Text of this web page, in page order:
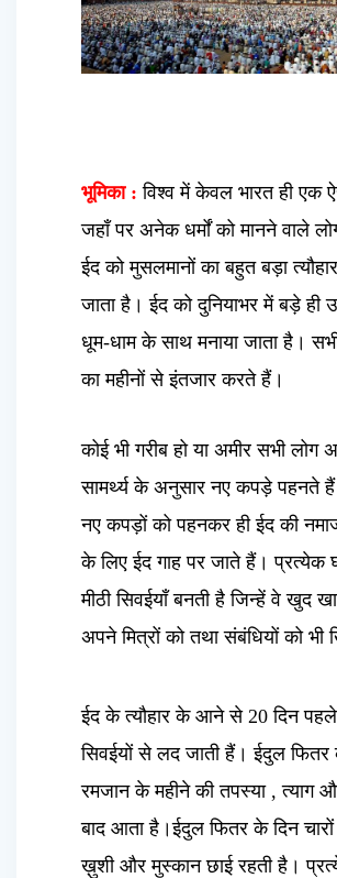
भूमिका : विश्व में केवल भारत ही एक
जहाँ पर अनेक धर्मों को मानने वाले
ईद को मुसलमानों का बहुत बड़ा
जाता है। ईद को दुनियाभर में बड़े ही
धूम-धाम के साथ मनाया जाता है।
का महीनों से इंतजार करते हैं।
कोई भी गरीब हो या अमीर सभी लोग
सामर्थ्य के अनुसार नए कपड़े पहनते हैं
नए कपड़ों को पहनकर ही ईद की
के लिए ईद गाह पर जाते हैं। प्रत्येक
मीठी सिवईयाँ बनती है जिन्हें वे खुद
अपने मित्रों को तथा संबंधियों को भी
ईद के त्यौहार के आने से 20 दिन पहले
सिवईयों से लद जाती हैं। ईदुल फितर
रमजान के महीने की तपस्या , त्याग
बाद आता है।ईदुल फितर के दिन
ख़ुशी और मुस्कान छाई रहती है।